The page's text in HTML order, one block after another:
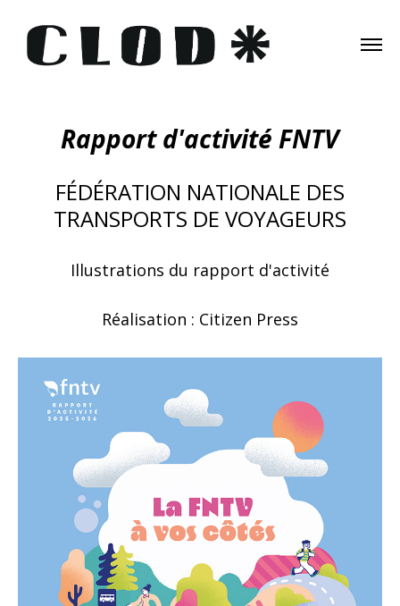
Rapport d'activité FNTV
FÉDÉRATION NATIONALE DES
TRANSPORTS DE VOYAGEURS
Illustrations du rapport d'activité
Réalisation : Citizen Press